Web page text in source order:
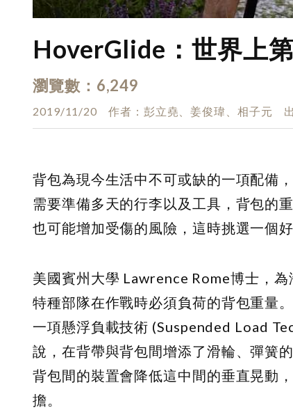
HoverGlide：世界上
瀏覽數 6,249
2019/11/20 作者 彭立堯、姜俊瑋、相子元
背包為現今生活中不可或缺的一項配備
需要準備多天的行李以及工具，背包的
也可能增加受傷的風險，這時挑選一個
美國賓州大學 Lawrence Rome博士，
特種部隊在作戰時必須負荷的背包重量
一項懸浮負載技術 (Suspended Load
說，在背帶與背包間增添了滑輪、彈簧
背包間的裝置會降低這中間的垂直晃動
擔。